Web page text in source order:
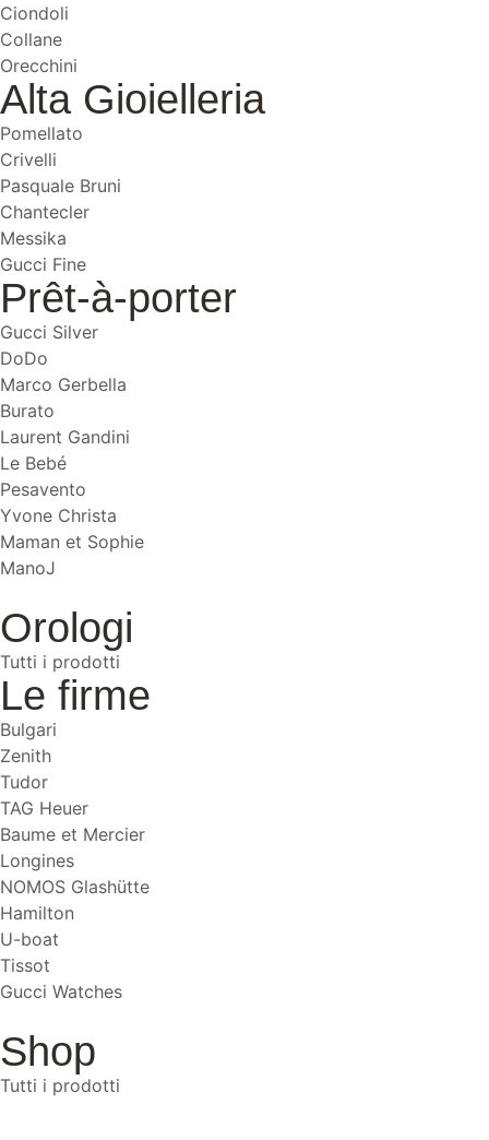
Ciondoli
Collane
Orecchini
Alta Gioielleria
Pomellato
Crivelli
Pasquale Bruni
Chantecler
Messika
Gucci Fine
Prêt-à-porter
Gucci Silver
DoDo
Marco Gerbella
Burato
Laurent Gandini
Le Bebé
Pesavento
Yvone Christa
Maman et Sophie
ManoJ
Orologi
Tutti i prodotti
Le firme
Bulgari
Zenith
Tudor
TAG Heuer
Baume et Mercier
Longines
NOMOS Glashütte
Hamilton
U-boat
Tissot
Gucci Watches
Shop
Tutti i prodotti